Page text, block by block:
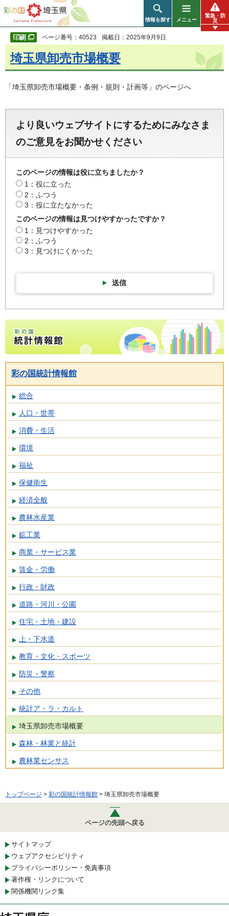
彩の国 埼玉県
情報を探す メニュー
緊急・防
災
ページ番号：40523 掲載日：2025年9月9日
埼玉県卸売市場概要
「埼玉県卸売市場概要・条例・規則・計画等」のページへ
より良いウェブサイトにするためにみなさま
のご意見をお聞かせください
このページの情報は役に立ちましたか？
1：役に立った
2：ふつう
3：役に立たなかった
このページの情報は見つけやすかったですか？
1：見つけやすかった
2：ふつう
3：見つけにくかった
送信
彩の国統計情報館トップページ
彩の国統計情報館
総合
人口・世帯
消費・生活
環境
福祉
保健衛生
経済全般
農林水産業
鉱工業
商業・サービス業
賃金・労働
行政・財政
道路・河川・公園
住宅・土地・建設
上・下水道
教育・文化・スポーツ
防災・警察
その他
統計ア・ラ・カルト
埼玉県卸売市場概要
森林・林業と統計
農林業センサス
トップページ > 彩の国統計情報館 > 埼玉県卸売市場概要
ページの先頭へ戻る
サイトマップ
ウェブアクセシビリティ
プライバシーポリシー・免責事項
著作権・リンクについて
関係機関リンク集